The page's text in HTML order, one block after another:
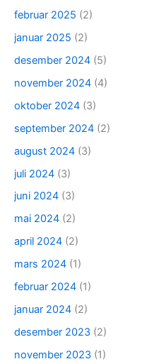
februar 2025 (2)
januar 2025 (2)
desember 2024 (5)
november 2024 (4)
oktober 2024 (3)
september 2024 (2)
august 2024 (3)
juli 2024 (3)
juni 2024 (3)
mai 2024 (2)
april 2024 (2)
mars 2024 (1)
februar 2024 (1)
januar 2024 (2)
desember 2023 (2)
november 2023 (1)